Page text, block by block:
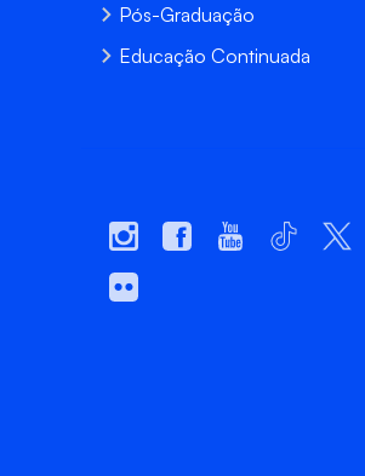
Pós-Graduação
Educação Continuada